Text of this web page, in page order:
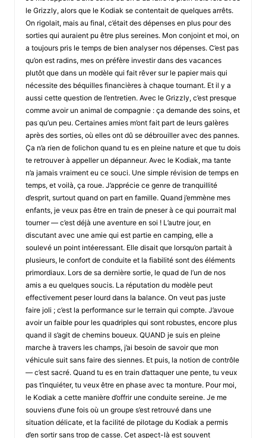
le Grizzly, alors que le Kodiak se contentait de quelques arrêts.
On rigolait, mais au final, c’était des dépenses en plus pour des
sorties qui auraient pu être plus sereines. Mon conjoint et moi, on
a toujours pris le temps de bien analyser nos dépenses. C’est pas
qu’on est radins, mes on préfère investir dans des vacances
plutôt que dans un modèle qui fait rêver sur le papier mais qui
nécessite des béquilles financières à chaque tournant. Et il y a
aussi cette question de l’entretien. Avec le Grizzly, c’est presque
comme avoir un animal de compagnie : ça demande des soins, et
pas qu’un peu. Certaines amies m’ont fait part de leurs galères
après des sorties, où elles ont dû se débrouiller avec des pannes.
Ça n’a rien de folichon quand tu es en pleine nature et que tu dois
te retrouver à appeller un dépanneur. Avec le Kodiak, ma tante
n’a jamais vraiment eu ce souci. Une simple révision de temps en
temps, et voilà, ça roue. J’apprécie ce genre de tranquillité
d’esprit, surtout quand on part en famille. Quand j’emmène mes
enfants, je veux pas être en train de pneser à ce qui pourrait mal
tourner — c’est déjà une aventure en soi ! L’autre jour, en
discutant avec une amie qui est partie en camping, elle a
soulevé un point intéeressant. Elle disait que lorsqu’on partait à
plusieurs, le confort de conduite et la fiabilité sont des éléments
primordiaux. Lors de sa dernière sortie, le quad de l’un de nos
amis a eu quelques soucis. La réputation du modèle peut
effectivement peser lourd dans la balance. On veut pas juste
faire joli ; c’est la performance sur le terrain qui compte. J’avoue
avoir un faible pour les quadriples qui sont robustes, encore plus
quand il s’agit de chemins boueux. QUAND je suis en pleine
marche à travers les champs, j’ai besoin de savoir que mon
véhicule suit sans faire des siennes. Et puis, la notion de contrôle
— c’est sacré. Quand tu es en train d’attaquer une pente, tu veux
pas t’inquiéter, tu veux être en phase avec ta monture. Pour moi,
le Kodiak a cette manière d’offrir une conduite sereine. Je me
souviens d’une fois où un groupe s’est retrouvé dans une
situation délicate, et la facilité de pilotage du Kodiak a permis
d’en sortir sans trop de casse. Cet aspect-là est souvent